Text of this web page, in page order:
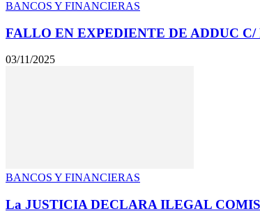
BANCOS Y FINANCIERAS
FALLO EN EXPEDIENTE DE ADDUC
03/11/2025
BANCOS Y FINANCIERAS
La JUSTICIA DECLARA ILEGAL